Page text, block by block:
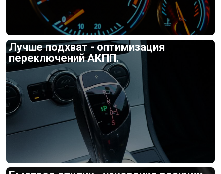
Лучше подхват - оптимизация
переключений АКПП.